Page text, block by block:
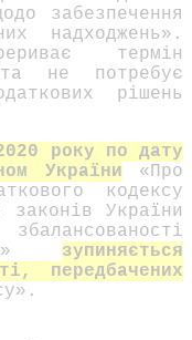
забезпечення
надходжень».
термін
та не потребує
рішень
року по дату
України «Про
кодексу
України
зупиняється
передбачених